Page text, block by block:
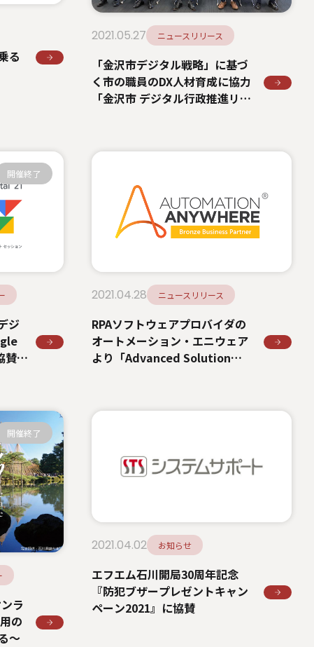
る
2021.05.27 ニュースリリース
「金沢市デジタル戦略」に基づ
く市の職員のDX人材育成に協力
「金沢市 デジタル行政推進リー
ジ
賛お
開催終了
2021.04.28 ニュースリリース
RPAソフトウェアプロバイダの
オートメーション・エニウェア
より「Advanced Solution
ラ
の
～
開催終了
2021.04.02 お知らせ
エフエム石川開局30周年記念
『防犯ブザープレゼントキャン
ペーン2021』に協賛